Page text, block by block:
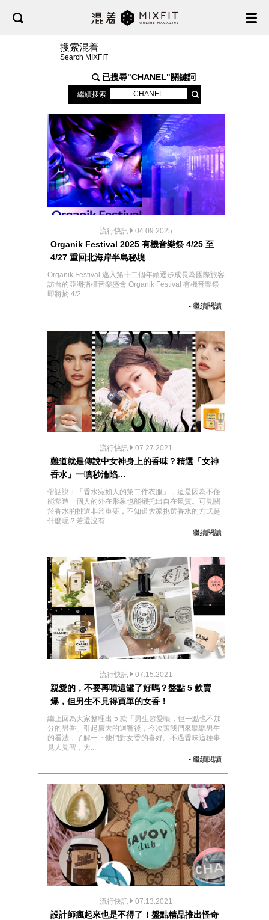
搜索混着
Search MIXFIT
已搜尋"CHANEL"關鍵詞
繼續搜索
流行快訊 04.09.2025
Organik Festival 2025 有機音樂祭 4/25 至
4/27 重回北海岸半島秘境
Organik Festival 邁入第十二個年頭逐步成長為國際旅客
訪台的亞洲指標音樂盛會 Organik Festival 有機音樂祭
即將於 4/2...
- 繼續閱讀
流行快訊 07.27.2021
難道就是傳說中女神身上的香味？精選「女神
香水」一噴秒淪陷…
俗話說：「香水宛如人的第二件衣服」，這是因為不僅
能塑造一個人的外在形象也能襯托出自在氣質。可見關
於香水的挑選非常重要，不知道大家挑選香水的方式是
什麼呢？若還沒有...
- 繼續閱讀
流行快訊 07.15.2021
親愛的，不要再噴這罐了好嗎？盤點 5 款賣
爆，但男生不見得買單的女香！
繼上回為大家整理出 5 款「男生超愛噴，但一點也不加
分的男香」引起廣大的迴響後，今次讓我們來聽聽男生
的看法，了解一下他們對女香的喜好。不過香味這種事
見人見智，大...
- 繼續閱讀
流行快訊 07.13.2021
設計師瘋起來也是不得了！盤點精品推出怪奇